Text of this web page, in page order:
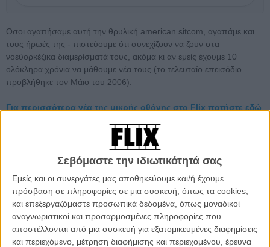
Σεβόμαστε την ιδιωτικότητά σας
Εμείς και οι συνεργάτες μας αποθηκεύουμε και/ή έχουμε
πρόσβαση σε πληροφορίες σε μια συσκευή, όπως τα cookies,
και επεξεργαζόμαστε προσωπικά δεδομένα, όπως μοναδικοί
αναγνωριστικοί και προσαρμοσμένες πληροφορίες που
αποστέλλονται από μια συσκευή για εξατομικευμένες διαφημίσεις
και περιεχόμενο, μέτρηση διαφήμισης και περιεχομένου, έρευνα
Οσοι αγαπήσαμε αυτή την θρυλική american sitcom, αγαπάμε και
τους ήρωές της - πιστεύουμε ότι συνεχίζουν να ζουν στα
νοεϋορκέζικα διαμερίσματά τους, ακόμα κι αν εμείς έχουμε 10
ολόκληρα χρόνια να μάθουμε νέα τους (το τελευταίο επεισόδιο
προβλήθηκε τον Μάιο του 2006).
Για περισσότερα νέα της μικρής οθόνης στο Flix πατήστε εδώ
Και να που μία ολόκληρη δεκαετία μετά, το καστ του «Will & Grace»
αποφασίζει ένα (κανονικό, όχι σαν αυτό των «Friends») reunion. Η
Ερικ «Γουίλ» ΜακΚόρμακ ως ο πρώτος καλογραμμένος γκέι ήρωας
της αμερικανικής τηλεόρασης και mainstream pop culture, η
Ντέμπρα «Γκρέις» Μέσινγκ ως η κολλητή του φίλη που
αυτοσαρκάζει την εβραϊκή της καταγωγή (και τη γυναικεία της
φύση), ο Σον «Τζακ» Χέις που ανέβασε τη γκέι καρικατούρα σε άλλο
τολμηρό επίπεδο και η Μέγκαν «Κάρεν» Μαλάλι που
αντιπροσωπεύει το 1% της Παρκ Αβενιου επιστρέφουν λοιπόν.